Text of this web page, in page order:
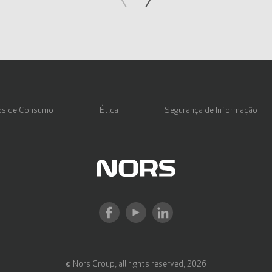
de Consumo Ética Segurança de Informação
© Nors Group, all rights reserved, 2026